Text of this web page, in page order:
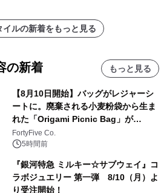
イルの新着をもっと見る
の新着 もっと見る
【8月10日開始】バッグがレジャーシ
ートに。廃棄される小麦粉袋から生ま
れた「Origami Picnic Bag」が
Makuakeに登場
FortyFive Co.
5時間前
『銀河特急 ミルキー☆サブウェイ』コ
ラボジュエリー 第一弾 8/10（月）よ
り受注開始！